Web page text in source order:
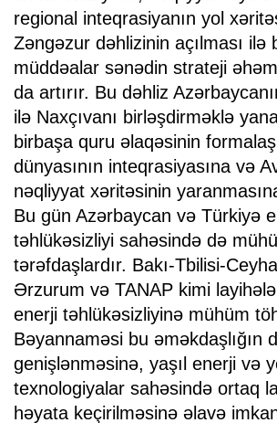
regional inteqrasiyanın yol
Zəngəzur dəhlizinin açılması ilə
müddəalar sənədin strateji
da artırır. Bu dəhliz
ilə Naxçıvanı birləşdirməklə
birbaşa quru əlaqəsinin
dünyasının inteqrasiyasına və
nəqliyyat xəritəsinin
Bu gün Azərbaycan və Türkiyə
təhlükəsizliyi sahəsində də
tərəfdaşlardır. Bakı-Tbilisi-
Ərzurum və TANAP kimi
enerji təhlükəsizliyinə mühüm
Bəyannaməsi bu əməkdaşlığın
genişlənməsinə, yaşıl enerji və
texnologiyalar sahəsində ortaq
həyata keçirilməsinə əlavə